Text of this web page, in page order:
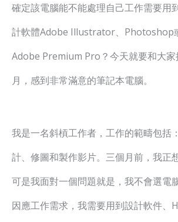
確定該電腦能不能處理自己工作需要用
計軟體Adobe Illustrator、Photoshop
Adobe Premium Pro？今天就要和大家
月，感到非常滿意的筆記本電腦。
我是一名斜槓工作者，工作的範疇包括
計、修圖和製作影片。三個月前，我正
可是我面對一個問題就是，我不會選電
因應工作需求，我需要用到設計軟件、